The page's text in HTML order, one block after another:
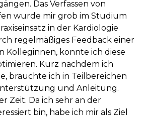
Das Verfassen von
wurde mir grob im Studium
in der Kardiologie
regelmäßiges Feedback einer
Kolleginnen, konnte ich diese
Kurz nachdem ich
brauchte ich in Teilbereichen
und Anleitung.
Zeit. Da ich sehr an der
bin, habe ich mir als Ziel